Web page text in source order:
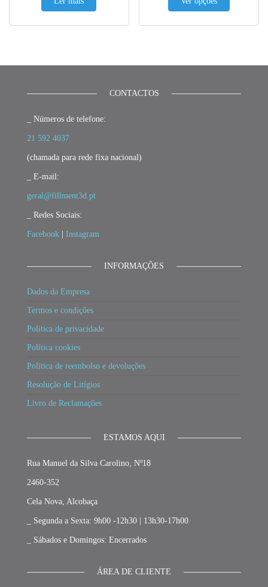
CONTACTOS
_ Números de telefone:
21 592 4037
(chamada para rede fixa nacional)
_ E-mail:
geral@fillment3d.pt
_ Redes Sociais:
Facebook Instagram
INFORMAÇÕES
Dados da Empresa
Termos e condições
Política de privacidade
Política cookies
Política de reembolso e devoluções
Resolução de Litígios
Livro de Reclamações
ESTAMOS AQUI
Rua Manuel da Silva Carolino, Nº18
2460-352
Cela Nova, Alcobaça
_ Segunda a Sexta: 9h00 -12h30 | 13h30-17h00
_ Sábados e Domingos: Encerrados
ÁREA DE CLIENTE